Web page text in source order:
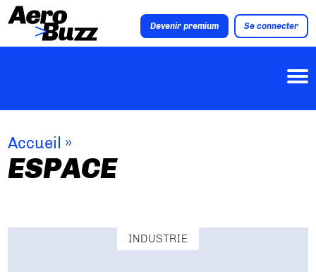
Devenir premium Se connecter
Accueil »
ESPACE
INDUSTRIE